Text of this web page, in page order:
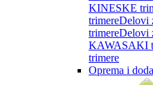
KINESKE
trimereDelovi
trimereDelovi
KAWASAKI
trimere
Oprema i